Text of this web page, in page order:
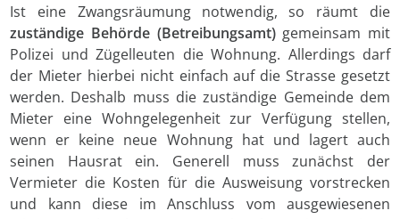
Ist eine Zwangsräumung notwendig, so räumt die
zuständige Behörde (Betreibungsamt) gemeinsam mit
Polizei und Zügelleuten die Wohnung. Allerdings darf
der Mieter hierbei nicht einfach auf die Strasse gesetzt
werden. Deshalb muss die zuständige Gemeinde dem
Mieter eine Wohngelegenheit zur Verfügung stellen,
wenn er keine neue Wohnung hat und lagert auch
seinen Hausrat ein. Generell muss zunächst der
Vermieter die Kosten für die Ausweisung vorstrecken
und kann diese im Anschluss vom ausgewiesenen